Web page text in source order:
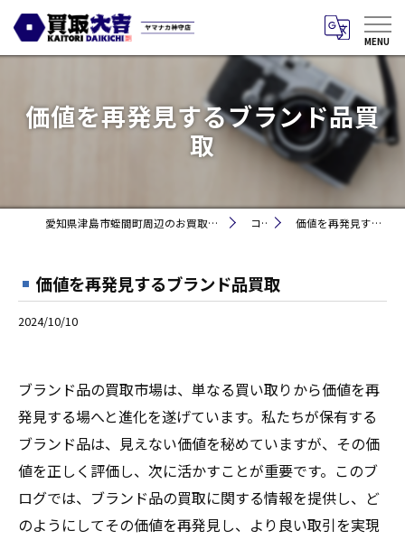
価値を再発見するブランド品買
取
愛知県津島市蛭間町周辺のお買取りなら買取大吉 ヤマナカ神守店 コラム 価値を再発見するブランド品買取
価値を再発見するブランド品買取
2024/10/10
ブランド品の買取市場は、単なる買い取りから価値を再
発見する場へと進化を遂げています。私たちが保有する
ブランド品は、見えない価値を秘めていますが、その価
値を正しく評価し、次に活かすことが重要です。このブ
ログでは、ブランド品の買取に関する情報を提供し、ど
のようにしてその価値を再発見し、より良い取引を実現